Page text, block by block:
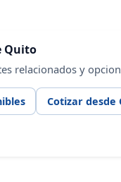
Quito
relacionados y
Cotizar desde